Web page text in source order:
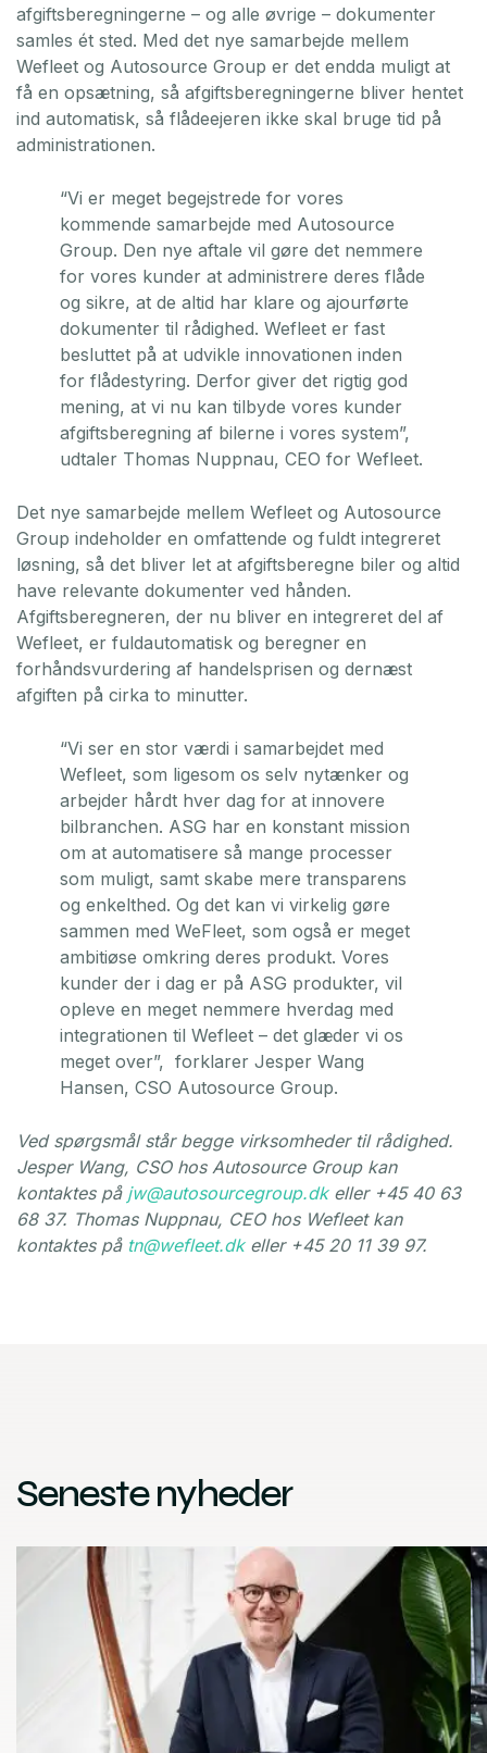
afgiftsberegningerne – og alle øvrige – dokumenter
samles ét sted. Med det nye samarbejde mellem
Wefleet og Autosource Group er det endda muligt at
få en opsætning, så afgiftsberegningerne bliver hentet
ind automatisk, så flådeejeren ikke skal bruge tid på
administrationen.
“Vi er meget begejstrede for vores
kommende samarbejde med Autosource
Group. Den nye aftale vil gøre det nemmere
for vores kunder at administrere deres flåde
og sikre, at de altid har klare og ajourførte
dokumenter til rådighed. Wefleet er fast
besluttet på at udvikle innovationen inden
for flådestyring. Derfor giver det rigtig god
mening, at vi nu kan tilbyde vores kunder
afgiftsberegning af bilerne i vores system”,
udtaler Thomas Nuppnau, CEO for Wefleet.
Det nye samarbejde mellem Wefleet og Autosource
Group indeholder en omfattende og fuldt integreret
løsning, så det bliver let at afgiftsberegne biler og altid
have relevante dokumenter ved hånden.
Afgiftsberegneren, der nu bliver en integreret del af
Wefleet, er fuldautomatisk og beregner en
forhåndsvurdering af handelsprisen og dernæst
afgiften på cirka to minutter.
“Vi ser en stor værdi i samarbejdet med
Wefleet, som ligesom os selv nytænker og
arbejder hårdt hver dag for at innovere
bilbranchen. ASG har en konstant mission
om at automatisere så mange processer
som muligt, samt skabe mere transparens
og enkelthed. Og det kan vi virkelig gøre
sammen med WeFleet, som også er meget
ambitiøse omkring deres produkt. Vores
kunder der i dag er på ASG produkter, vil
opleve en meget nemmere hverdag med
integrationen til Wefleet – det glæder vi os
meget over”, forklarer Jesper Wang
Hansen, CSO Autosource Group.
Ved spørgsmål står begge virksomheder til rådighed.
Jesper Wang, CSO hos Autosource Group kan
kontaktes på jw@autosourcegroup.dkeller +45 40 63
68 37. Thomas Nuppnau, CEO hos Wefleet kan
kontaktes på tn@wefleet.dkeller +45 20 11 39 97.
Seneste nyheder